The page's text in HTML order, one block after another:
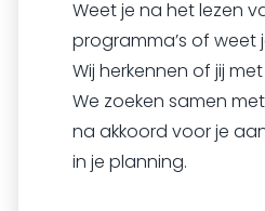
Weet je na het lezen
programma’s of weet
Wij herkennen of jij
We zoeken samen
na akkoord voor je
in je planning.